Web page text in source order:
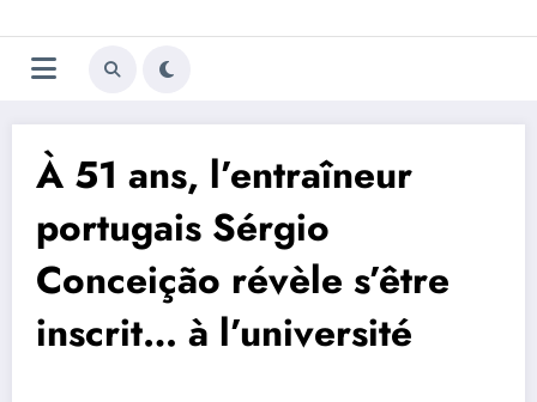
au
contenu
Trivela
L'actualité du football
À 51 ans, l’entraîneur
portugais Sérgio
Conceição révèle s’être
inscrit… à l’université